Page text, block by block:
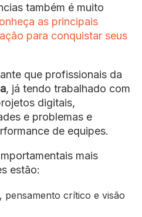
também é muito
as principais
para conquistar seus
que profissionais da
, já tendo trabalhado com
digitais,
e problemas e
de equipes.
mais
estão:
pensamento crítico e visão